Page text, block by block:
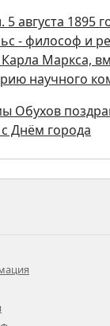
августа 1895
- философ и
Маркса,
научного
Обухов
Днём города